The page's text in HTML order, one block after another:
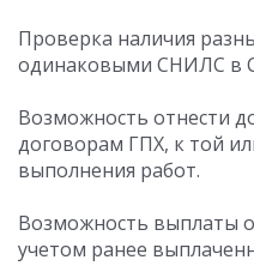
Проверка наличия
одинаковыми СНИЛС в
Возможность отнести
договорам ГПХ, к той
выполнения работ.
Возможность выплаты
учетом ранее